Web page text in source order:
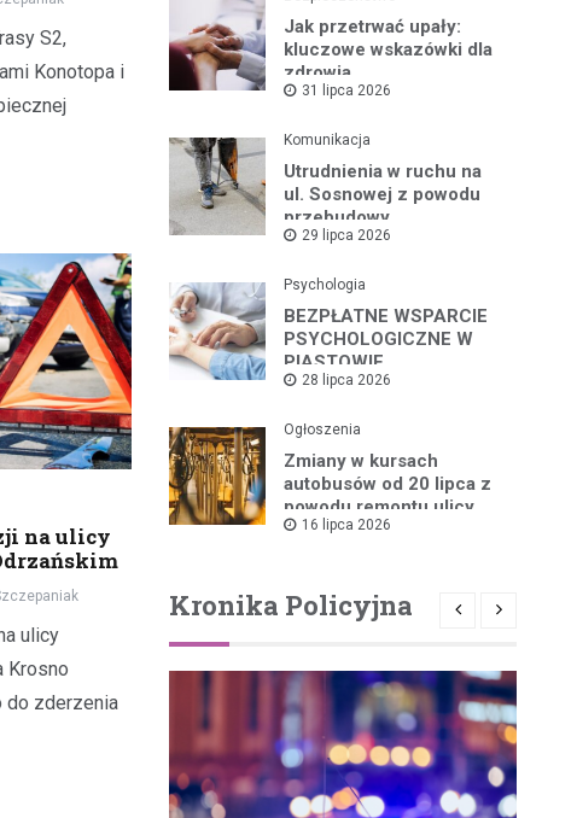
S2,
Konotopa i
na ulicy
ulicy
Krosno
do zderzenia
Jak przetrwać upały:
kluczowe wskazówki dla
zdrowia
31 lipca 2026
Komunikacja
Utrudnienia w ruchu na
ul. Sosnowej z powodu
przebudowy
29 lipca 2026
Psychologia
BEZPŁATNE WSPARCIE
PSYCHOLOGICZNE W
PIASTOWIE
28 lipca 2026
Ogłoszenia
Zmiany w kursach
autobusów od 20 lipca z
powodu remontu ulicy
16 lipca 2026
Kronika Policyjna